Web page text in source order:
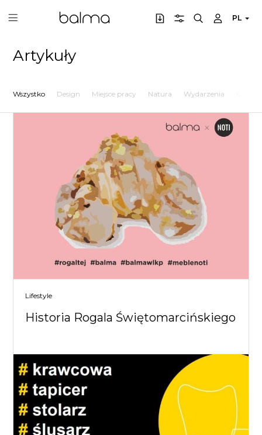
PL
Artykuły
Wszystko Design Miejsce pracy Natura Wydarzenia
Lifestyle
Historia Rogala Świętomarcińskiego